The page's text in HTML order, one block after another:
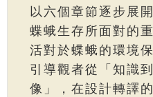
以六個章節逐步展
蝶蛾生存所面對的
活對於蝶蛾的環境
引導觀者從「知識
像」，在設計轉譯